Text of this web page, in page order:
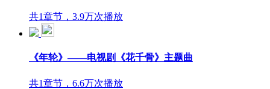
共1章节，3.9万次播放
《年轮》——电视剧《花千骨》主题曲
共1章节，6.6万次播放